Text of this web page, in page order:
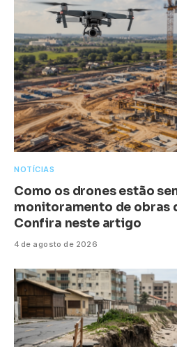
NOTÍCIAS
Como os drones estão
monitoramento de obras
Confira neste artigo
4 de agosto de 2026